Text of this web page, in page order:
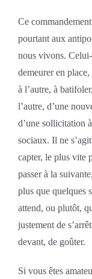
Ce
pourtant aux
nous vivons.
demeurer en
à l’autre, à
l’autre, d’une
d’une sollicitation
sociaux. Il ne
capter, le plus vite
passer à la
plus que quelques
attend, ou plutôt,
justement de
devant, de goûter.
Si vous êtes